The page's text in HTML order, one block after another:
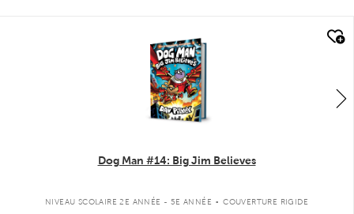
Dog Man #14: Big Jim Believes
NIVEAU SCOLAIRE 2E ANNÉE - 5E ANNÉE . COUVERTURE RIGIDE